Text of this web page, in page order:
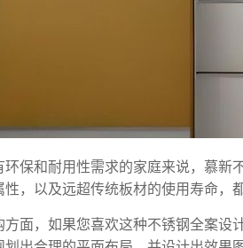
环保和耐用性需求的家庭来说，慕新
性，以及远超传统板材的使用寿命，
方面，如果您喜欢这种不锈钢全案设